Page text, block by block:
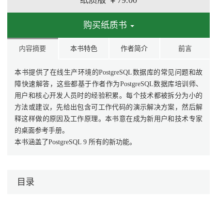
购买纸质书
内容摘要 本书特色 作者简介 前言
本书提供了在线生产环境的PostgreSQL数据库的常见问题和故
障快速解答，这些都基于作者作为PostgreSQL数据库培训师、
用户和核心开发人员时的经验积累。每个技术都被拆分为小的
方法或建议，先给出包含可工作代码的演示解决方案，然后解
释这样做的原因及工作原理。本书意在成为新用户和技术专家
的桌面参考手册。
本书涵盖了PostgreSQL 9 所有的新功能。
目录